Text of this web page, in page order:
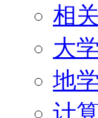
相
大
地
计